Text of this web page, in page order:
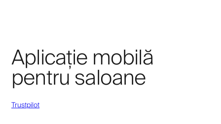
Aplicație mobilă
pentru saloane
Trustpilot